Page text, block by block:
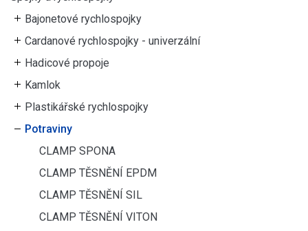
Bajonetové rychlospojky
Cardanové rychlospojky - univerzální
Hadicové propoje
Kamlok
Plastikářské rychlospojky
Potraviny
CLAMP SPONA
CLAMP TĚSNĚNÍ EPDM
CLAMP TĚSNĚNÍ SIL
CLAMP TĚSNĚNÍ VITON